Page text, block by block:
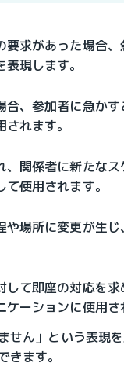
求があった場合、
現します。
、参加者に急か
れます。
関係者に新たな
使用されます。
場所に変更が生
て即座の対応を
ーションに使用さ
せん」という表現
ます。